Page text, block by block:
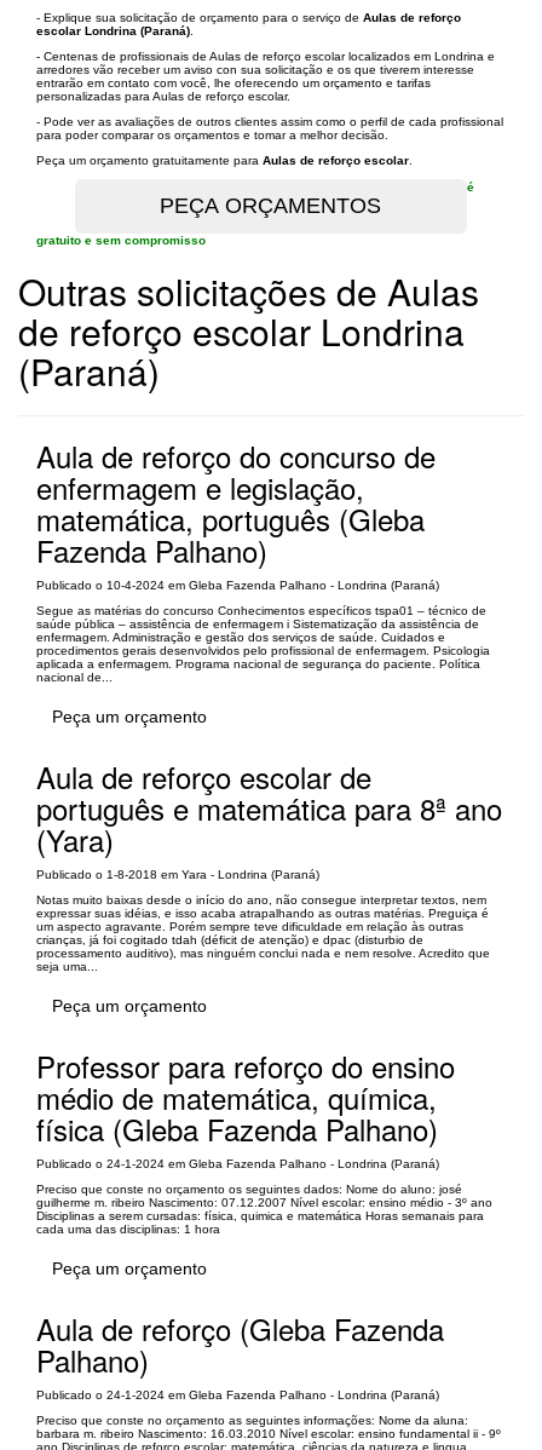
- Explique sua solicitação de orçamento para o serviço de Aulas de reforço
escolar Londrina (Paraná)
- Centenas de profissionais de Aulas de reforço escolar localizados em Londrina e
arredores vão receber um aviso con sua solicitação e os que tiverem interesse
entrarão em contato com você, lhe oferecendo um orçamento e tarifas
personalizadas para Aulas de reforço escolar.
- Pode ver as avaliações de outros clientes assim como o perfil de cada profissional
para poder comparar os orçamentos e tomar a melhor decisão.
Peça um orçamento gratuitamente para Aulas de reforço escolar
é
gratuito e sem compromisso
Outras solicitações de Aulas
de reforço escolar Londrina
(Paraná)
Aula de reforço do concurso de
enfermagem e legislação,
matemática, português (Gleba
Fazenda Palhano)
Publicado o 10-4-2024 em Gleba Fazenda Palhano - Londrina (Paraná)
Segue as matérias do concurso Conhecimentos específicos tspa01 – técnico de
saúde pública – assistência de enfermagem i Sistematização da assistência de
enfermagem. Administração e gestão dos serviços de saúde. Cuidados e
procedimentos gerais desenvolvidos pelo profissional de enfermagem. Psicologia
aplicada a enfermagem. Programa nacional de segurança do paciente. Política
nacional de...
Peça um orçamento
Aula de reforço escolar de
português e matemática para 8ª ano
(Yara)
Publicado o 1-8-2018 em Yara - Londrina (Paraná)
Notas muito baixas desde o início do ano, não consegue interpretar textos, nem
expressar suas idéias, e isso acaba atrapalhando as outras matérias. Preguiça é
um aspecto agravante. Porém sempre teve dificuldade em relação às outras
crianças, já foi cogitado tdah (déficit de atenção) e dpac (disturbio de
processamento auditivo), mas ninguém conclui nada e nem resolve. Acredito que
seja uma...
Peça um orçamento
Professor para reforço do ensino
médio de matemática, química,
física (Gleba Fazenda Palhano)
Publicado o 24-1-2024 em Gleba Fazenda Palhano - Londrina (Paraná)
Preciso que conste no orçamento os seguintes dados: Nome do aluno: josé
guilherme m. ribeiro Nascimento: 07.12.2007 Nível escolar: ensino médio - 3º ano
Disciplinas a serem cursadas: física, quimica e matemática Horas semanais para
cada uma das disciplinas: 1 hora
Peça um orçamento
Aula de reforço (Gleba Fazenda
Palhano)
Publicado o 24-1-2024 em Gleba Fazenda Palhano - Londrina (Paraná)
Preciso que conste no orçamento as seguintes informações: Nome da aluna:
barbara m. ribeiro Nascimento: 16.03.2010 Nível escolar: ensino fundamental ii - 9º
ano Disciplinas de reforço escolar: matemática, ciências da natureza e lingua